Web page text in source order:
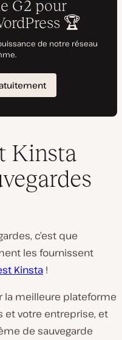
Kinsta
c’est que
les fournissent
Kinsta !
la meilleure plateforme
et votre entreprise, et
de sauvegarde